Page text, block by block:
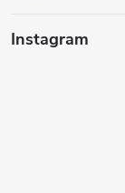
Instagram